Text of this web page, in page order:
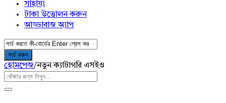
সাহায্য
টাকা উত্তোলন করুন
আড্ডাবাজ অ্যাপ
হোমপেজ/নতুন ক্যাটাগরি এসইও